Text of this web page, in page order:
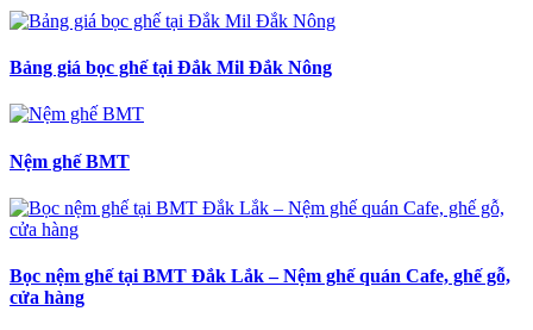
Bảng giá bọc ghế tại Đắk Mil Đắk Nông
Nệm ghế BMT
Bọc nệm ghế tại BMT Đắk Lắk – Nệm ghế quán Cafe, ghế gỗ,
cửa hàng